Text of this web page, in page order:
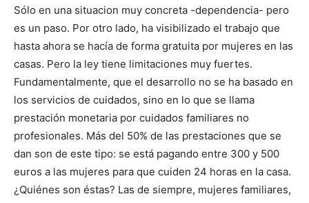
Sólo en una situacion muy concreta -dependencia- pero
es un paso. Por otro lado, ha visibilizado el trabajo que
hasta ahora se hacía de forma gratuita por mujeres en las
casas. Pero la ley tiene limitaciones muy fuertes.
Fundamentalmente, que el desarrollo no se ha basado en
los servicios de cuidados, sino en lo que se llama
prestación monetaria por cuidados familiares no
profesionales. Más del 50% de las prestaciones que se
dan son de este tipo: se está pagando entre 300 y 500
euros a las mujeres para que cuiden 24 horas en la casa.
¿Quiénes son éstas? Las de siempre, mujeres familiares,